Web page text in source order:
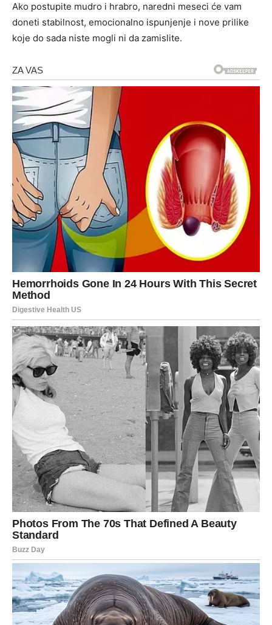
Ako postupite mudro i hrabro, naredni meseci će vam
doneti stabilnost, emocionalno ispunjenje i nove prilike
koje do sada niste mogli ni da zamislite.